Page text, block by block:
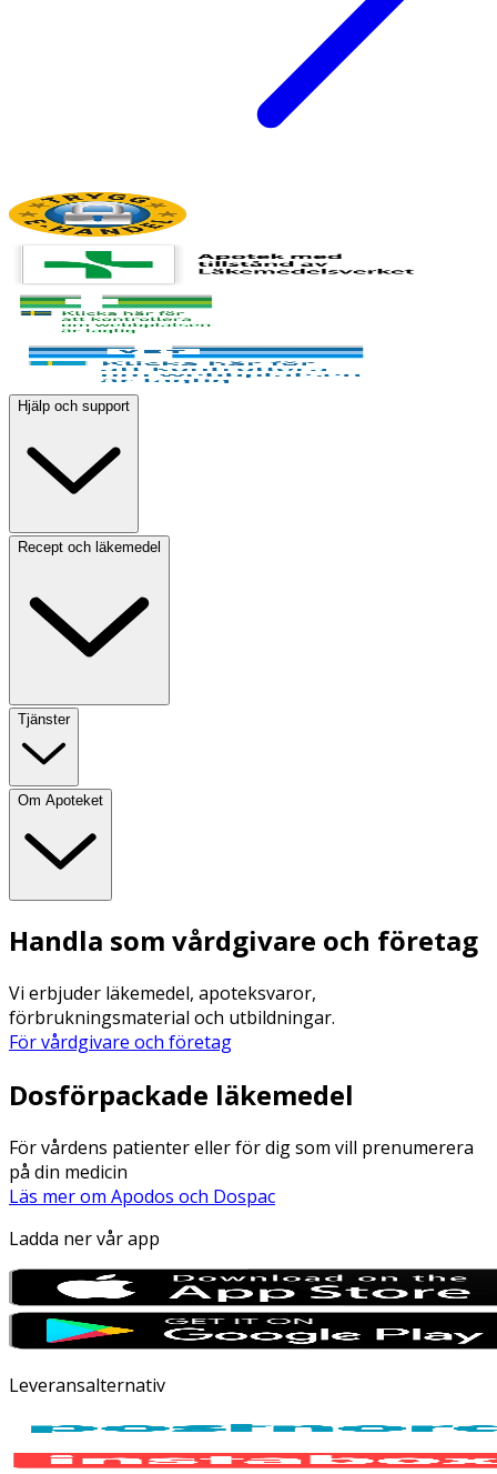
Hjälp och support
Recept och läkemedel
Tjänster
Om Apoteket
Handla som vårdgivare och företag
Vi erbjuder läkemedel, apoteksvaror,
förbrukningsmaterial och utbildningar.
För vårdgivare och företag
Dosförpackade läkemedel
För vårdens patienter eller för dig som vill prenumerera
på din medicin
Läs mer om Apodos och Dospac
Ladda ner vår app
Leveransalternativ